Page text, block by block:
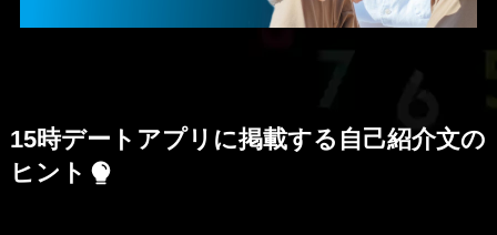
15時デートアプリに掲載する自己紹介文の
ヒント